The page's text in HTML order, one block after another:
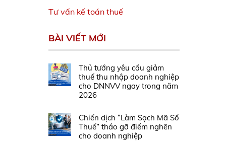
Tư vấn kế toán thuế
BÀI VIẾT MỚI
Thủ tướng yêu cầu giảm
thuế thu nhập doanh nghiệp
cho DNNVV ngay trong năm
2026
Chiến dịch “Làm Sạch Mã Số
Thuế” tháo gỡ điểm nghẽn
cho doanh nghiệp